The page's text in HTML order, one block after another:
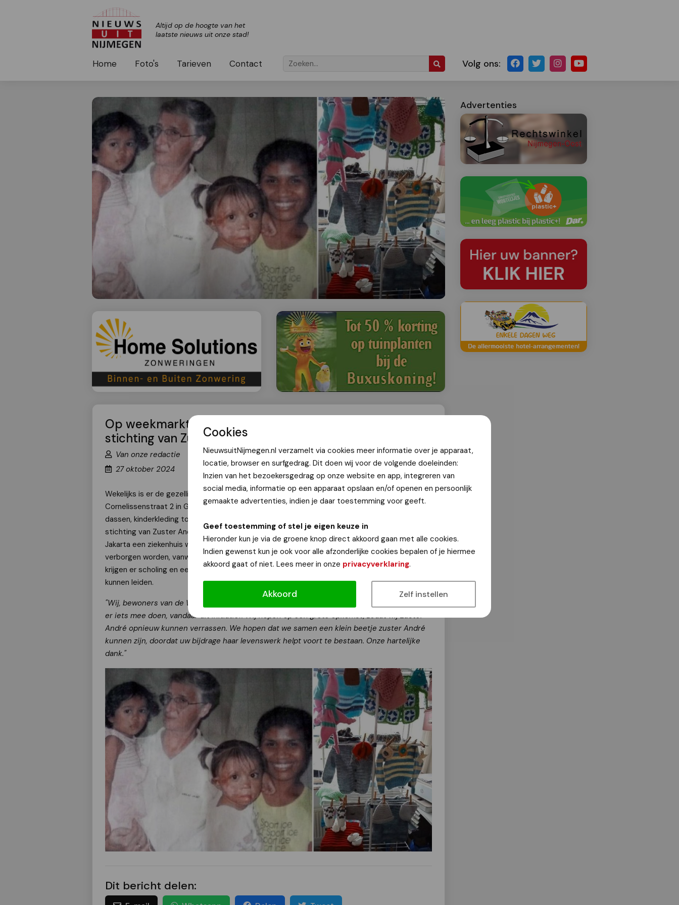
Cookies
NieuwsuitNijmegen.nl verzamelt via cookies meer informatie over je apparaat,
locatie, browser en surfgedrag. Dit doen wij voor de volgende doeleinden:
Inzien van het bezoekersgedrag op onze website en app, integreren van
social media, informatie op een apparaat opslaan en/of openen en persoonlijk
gemaakte advertenties, indien je daar toestemming voor geeft.
Geef toestemming of stel je eigen keuze in
Hieronder kun je via de groene knop direct akkoord gaan met alle cookies.
Indien gewenst kun je ook voor alle afzonderlijke cookies bepalen of je hiermee
akkoord gaat of niet. Lees meer in onze privacyverklaring.
Akkoord Zelf instellen
Altijd op de hoogte van het
laatste nieuws uit onze stad!
Home Foto's Tarieven Contact Volg ons:
Op weekmarkt OBG op 7 november: mooie spullen voor
stichting van Zuster André
Van onze redactie
27 oktober 2024
Wekelijks is er de gezellige OBG-weekmarkt op donderdag (van 10 tot 12 uur) op de Prf.
Cornelissenstraat 2 in Galgenveld. Op 7 november is er een speciale verkoop, van boa’s tot
dassen, kinderkleding tot eierwarmers etc. De opbrengst hiervan gaat geheel naar de
stichting van Zuster André. Zij ging ruim 40 jaar geleden naar Java, Indonesië, stichtte in
Jakarta een ziekenhuis waar gehandicapte kinderen - die in eigen huis verwaarloosd en
verborgen worden, vanwege o.a. open gehemelte, klompvoetjes - worden geopereerd. Zij
krijgen er scholing en een opleiding, waardoor zij, volwassen geworden, zelfstandig hun leven
kunnen leiden.
"Wij, bewoners van de Weyer, hebben veel artikelen voor de markt zelf gemaakt en wilden
er iets mee doen, vandaar dit initiatief. Wij hopen op een grote opkomst, zodat wij Zuster
André opnieuw kunnen verrassen. We hopen dat we samen een klein beetje zuster André
kunnen zijn, doordat uw bijdrage haar levenswerk helpt voort te bestaan. Onze hartelijke
dank."
Dit bericht delen:
Advertenties